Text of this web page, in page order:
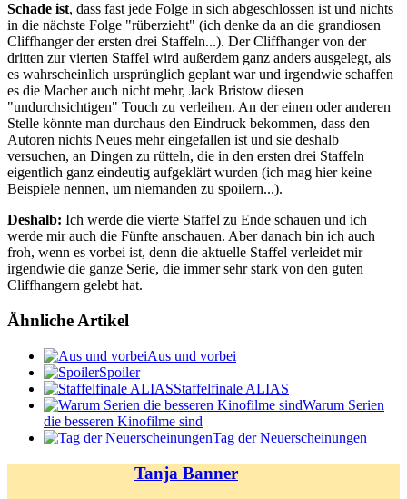
Schade ist, dass fast jede Folge in sich abgeschlossen ist und nichts
in die nächste Folge "rüberzieht" (ich denke da an die grandiosen
Cliffhanger der ersten drei Staffeln...). Der Cliffhanger von der
dritten zur vierten Staffel wird außerdem ganz anders ausgelegt, als
es wahrscheinlich ursprünglich geplant war und irgendwie schaffen
es die Macher auch nicht mehr, Jack Bristow diesen
"undurchsichtigen" Touch zu verleihen. An der einen oder anderen
Stelle könnte man durchaus den Eindruck bekommen, dass den
Autoren nichts Neues mehr eingefallen ist und sie deshalb
versuchen, an Dingen zu rütteln, die in den ersten drei Staffeln
eigentlich ganz eindeutig aufgeklärt wurden (ich mag hier keine
Beispiele nennen, um niemanden zu spoilern...).
Deshalb: Ich werde die vierte Staffel zu Ende schauen und ich
werde mir auch die Fünfte anschauen. Aber danach bin ich auch
froh, wenn es vorbei ist, denn die aktuelle Staffel verleidet mir
irgendwie die ganze Serie, die immer sehr stark von den guten
Cliffhangern gelebt hat.
Ähnliche Artikel
Aus und vorbei
Spoiler
Staffelfinale ALIAS
Warum Serien
die besseren Kinofilme sind
Tag der Neuerscheinungen
Tanja Banner